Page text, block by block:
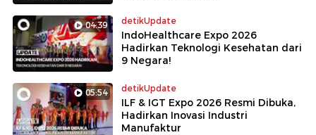
04:39 detikUpdate
IndoHealthcare Expo 2026
Hadirkan Teknologi Kesehatan dari
9 Negara!
05:54 detikUpdate
ILF & IGT Expo 2026 Resmi Dibuka,
Hadirkan Inovasi Industri
Manufaktur